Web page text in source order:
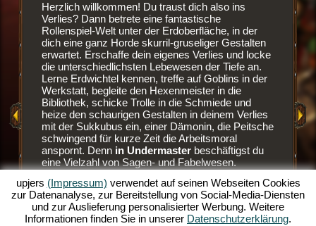
du
Herzlich willkommen! Du traust dich also ins
Verlies? Dann betrete eine fantastische
Rollenspiel-Welt unter der Erdoberfläche, in der
dich eine ganz Horde skurril-gruseliger Gestalten
erwartet. Erschaffe dein eigenes Verlies und locke
die unterschiedlichsten Lebewesen der Tiefe an.
Lerne Erdwichtel kennen, treffe auf Goblins in der
Werkstatt, begleite den Hexenmeister in die
Bibliothek, schicke Trolle in die Schmiede und
heize den schaurigen Gestalten in deinem Verlies
mit der Sukkubus ein, einer Dämonin, die Peitsche
schwingend für kurze Zeit die Arbeitsmoral
anspornt. Denn in Undermasterbeschäftigst du
eine Vielzahl von Sagen- und Fabelwesen.
und baue es über mehrere Ebenen aus.
Schmücke es mit tollen Items, baue die Räume
aus und illuminiere die düstere Szenerie mit bunten
Fackeln. Erlebe die Spieltiefen dieses
Es ist
den
dein
der
neue
Sobald
aber
und
es
lässt.
Monster
upjers (Impressum) verwendet auf seinen Webseiten Cookies
zur Datenanalyse, zur Bereitstellung von Social-Media-Diensten
und zur Auslieferung personalisierter Werbung. Weitere
Informationen finden Sie in unserer Datenschutzerklärung.